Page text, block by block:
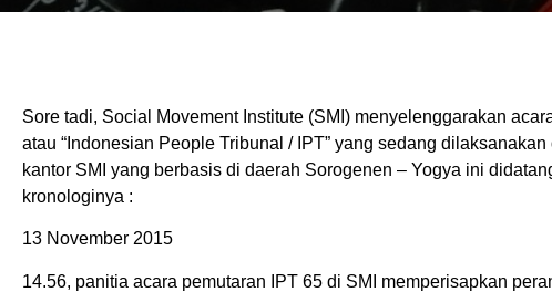
Sore tadi, Social Movement Institute (SMI) menyelenggarakan
atau “Indonesian People Tribunal / IPT” yang sedang
kantor SMI yang berbasis di daerah Sorogenen – Yogya ini
kronologinya :
13 November 2015
14.56, panitia acara pemutaran IPT 65 di SMI memperisapkan